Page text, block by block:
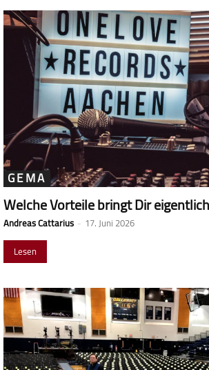
GEMA
Welche Vorteile bringt Dir
Andreas Cattarius - 17. Juni 2026
Lesen